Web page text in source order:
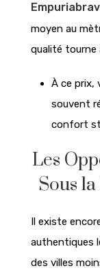
moyen au
qualité tourne
À ce prix,
souvent
confort
Les
Sous
Il existe
authentiques
des villes